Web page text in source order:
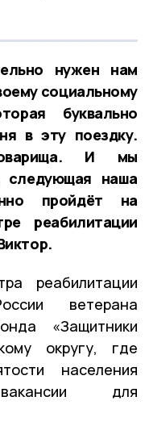
нужен нам
социальному
буквально
в эту поездку.
И мы
следующая наша
пройдёт на
реабилитации
реабилитации
ветерана
«Защитники
округу, где
населения
для